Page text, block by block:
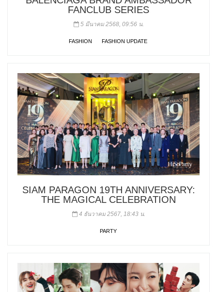
FANCLUB SERIES
5 มีนาคม 2568, 09:56 น.
FASHION FASHION UPDATE
SIAM PARAGON 19TH ANNIVERSARY:
THE MAGICAL CELEBRATION
4 ธันวาคม 2567, 18:43 น.
PARTY